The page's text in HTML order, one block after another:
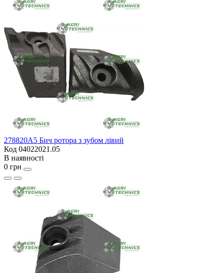
278820A5 Бич ротора з зубом лівий
Код 04022021.05
В наявності
0 грн